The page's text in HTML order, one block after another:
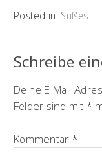
Posted in: Süßes
Schreibe
Deine E-Mail-
Felder sind mit *
Kommentar *